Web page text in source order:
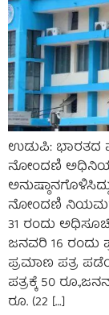
ಉಡುಪಿ:
ನೋಂದಣಿ
ನೋಂದಣಿ
31 ರಂದು
ಜನವರಿ 16 ರಂದು
ಪ್ರಮಾಣ ಪತ್ರ
ಪತ್ರಕ್ಕೆ 50
ರೂ. (22 […]